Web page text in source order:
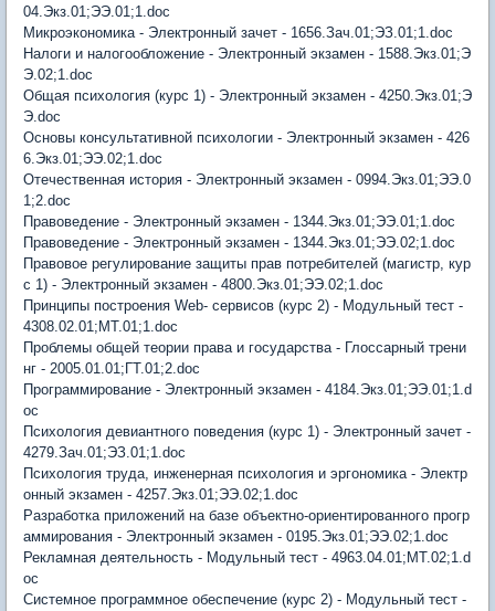
04.Экз.01;ЭЭ.01;1.doc
Микроэкономика - Электронный зачет - 1656.Зач.01;ЭЗ.01;1.doc
Налоги и налогообложение - Электронный экзамен - 1588.Экз.01;Э
Э.02;1.doc
Общая психология (курс 1) - Электронный экзамен - 4250.Экз.01;Э
Э.doc
Основы консультативной психологии - Электронный экзамен - 426
6.Экз.01;ЭЭ.02;1.doc
Отечественная история - Электронный экзамен - 0994.Экз.01;ЭЭ.0
1;2.doc
Правоведение - Электронный экзамен - 1344.Экз.01;ЭЭ.01;1.doc
Правоведение - Электронный экзамен - 1344.Экз.01;ЭЭ.02;1.doc
Правовое регулирование защиты прав потребителей (магистр, кур
с 1) - Электронный экзамен - 4800.Экз.01;ЭЭ.02;1.doc
Принципы построения Web- сервисов (курс 2) - Модульный тест -
4308.02.01;МТ.01;1.doc
Проблемы общей теории права и государства - Глоссарный трени
нг - 2005.01.01;ГТ.01;2.doc
Программирование - Электронный экзамен - 4184.Экз.01;ЭЭ.01;1.d
oc
Психология девиантного поведения (курс 1) - Электронный зачет -
4279.Зач.01;ЭЗ.01;1.doc
Психология труда, инженерная психология и эргономика - Электр
онный экзамен - 4257.Экз.01;ЭЭ.02;1.doc
Разработка приложений на базе объектно-ориентированного прогр
аммирования - Электронный экзамен - 0195.Экз.01;ЭЭ.02;1.doc
Рекламная деятельность - Модульный тест - 4963.04.01;МТ.02;1.d
oc
Системное программное обеспечение (курс 2) - Модульный тест -